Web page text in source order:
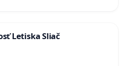
Letiska Sliač